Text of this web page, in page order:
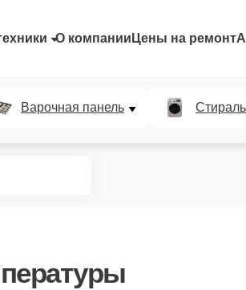
О компании Цены на ремонт
Варочная панель